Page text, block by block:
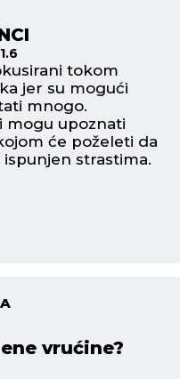
tokom
jer su mogući
mnogo.
mogu upoznati
će poželeti da
strastima.
vrućine?